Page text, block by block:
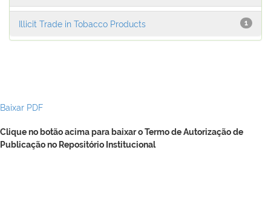
1
Illicit Trade in Tobacco Products
Baixar PDF
Clique no botão acima para baixar o Termo de Autorização de
Publicação no Repositório Institucional